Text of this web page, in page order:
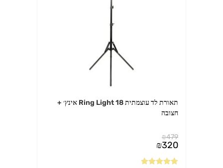
תאורת לד עוצמתית Ring Light 18 אינץ׳ +
חצובה
₪479
המחיר
המקורי
היה:
₪479.
₪320
הנוכחי
הוא: